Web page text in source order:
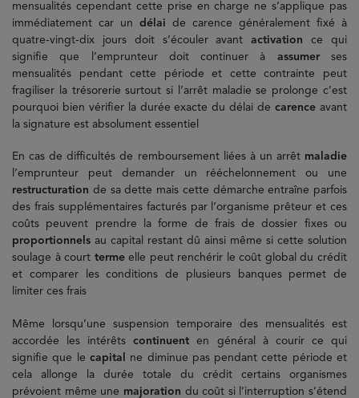
mensualités cependant cette prise en charge ne s’applique pas
immédiatement car un délai de carence généralement fixé à
quatre-vingt-dix jours doit s’écouler avantactivationce qui
signifie que l’emprunteur doit continuer à assumerses
mensualités pendant cette période et cette contrainte peut
fragiliser la trésorerie surtout si l’arrêt maladie se prolonge c’est
pourquoi bien vérifier la durée exacte du délai decarenceavant
la signature est absolument essentiel
En cas de difficultés de remboursement liées à un arrêt maladie
l’emprunteur peut demander un rééchelonnement ou une
restructuration de sa dette mais cette démarche entraîne parfois
des frais supplémentaires facturés par l’organisme prêteur et ces
coûts peuvent prendre la forme de frais de dossier fixes ou
proportionnels au capital restant dû ainsi même si cette solution
soulage à court termeelle peut renchérir le coût global du crédit
et comparer les conditions de plusieurs banques permet de
limiter ces frais
Même lorsqu’une suspension temporaire des mensualités est
accordée les intérêtscontinuenten général à courir ce qui
signifie que le capital ne diminue pas pendant cette période et
cela allonge la durée totale du crédit certains organismes
prévoient même une majoration du coût si l’interruption s’étend